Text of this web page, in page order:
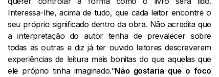
Interessa-lhe, acima de tudo, que cada leitor encontre o
seu próprio significado dentro da obra. Não acredita que
a interpretação do autor tenha de prevalecer sobre
todas as outras e diz já ter ouvido leitores descreverem
experiências de leitura mais bonitas do que aquelas que
ele próprio tinha imaginado.“Não gostaria que o foco